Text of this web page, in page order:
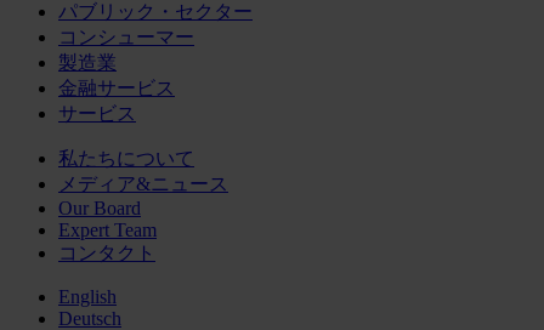
パブリック・セクター
コンシューマー
製造業
金融サービス
サービス
私たちについて
メディア&ニュース
Our Board
Expert Team
コンタクト
English
Deutsch